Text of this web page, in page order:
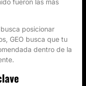
posicionar
GEO busca que tu
dentro de la